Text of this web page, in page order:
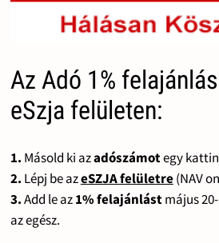
Az Adó 1%
eSzja felületen:
1. Másold ki azadószámotegy
2. Lépj be azeSZJA felületre(NAV
3.Add le az1% felajánlástmájus
az egész.